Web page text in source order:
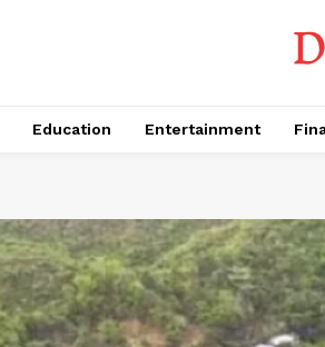
Education Entertainment